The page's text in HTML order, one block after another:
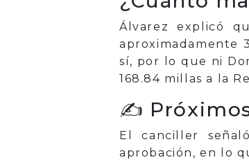
Álvarez explicó
aproximadamente
sí, por lo que ni
168.84 millas a la
✍️
El canciller
aprobación, en lo